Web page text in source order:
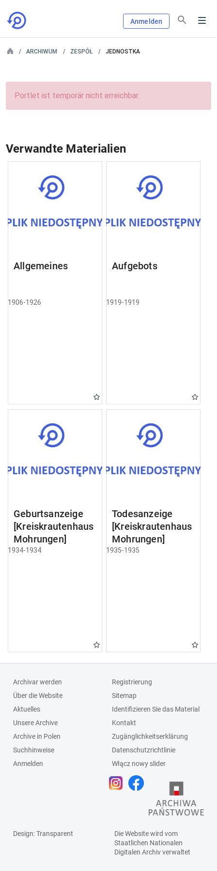
Anmelden
ARCHIWUM ZESPÓŁ JEDNOSTKA
Portlet ist temporär nicht erreichbar.
Verwandte Materialien
Allgemeines
1906-1926
Aufgebots
1919-1919
Geburtsanzeige
[Kreiskrautenhaus
Mohrungen]
1934-1934
Todesanzeige
[Kreiskrautenhaus
Mohrungen]
1935-1935
Archivar werden
Über die Website
Aktuelles
Unsere Archive
Archive in Polen
Suchhinweise
Anmelden
Registrierung
Sitemap
Identifizieren Sie das Material
Kontakt
Zugänglichkeitserklärung
Datenschutzrichtlinie
Włącz nowy slider
Design: Transparent
Die Website wird vom
Staatlichen Nationalen
Digitalen Archivverwaltet